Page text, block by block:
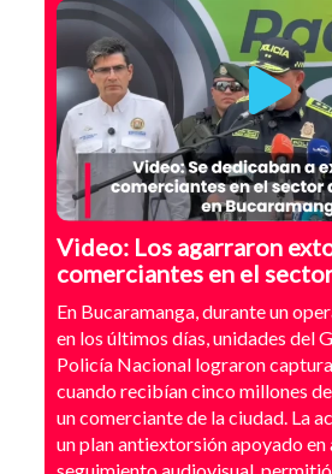
Video: Los agarraron
comerciantes en el
Bucaramanga
En Bucaramanga, durante un
en los últimos días, unidades del
Policía Nacional lograron
cuando recibían cinco millones
un comerciante de la ciudad. La
un plan antiextorsión apoyado